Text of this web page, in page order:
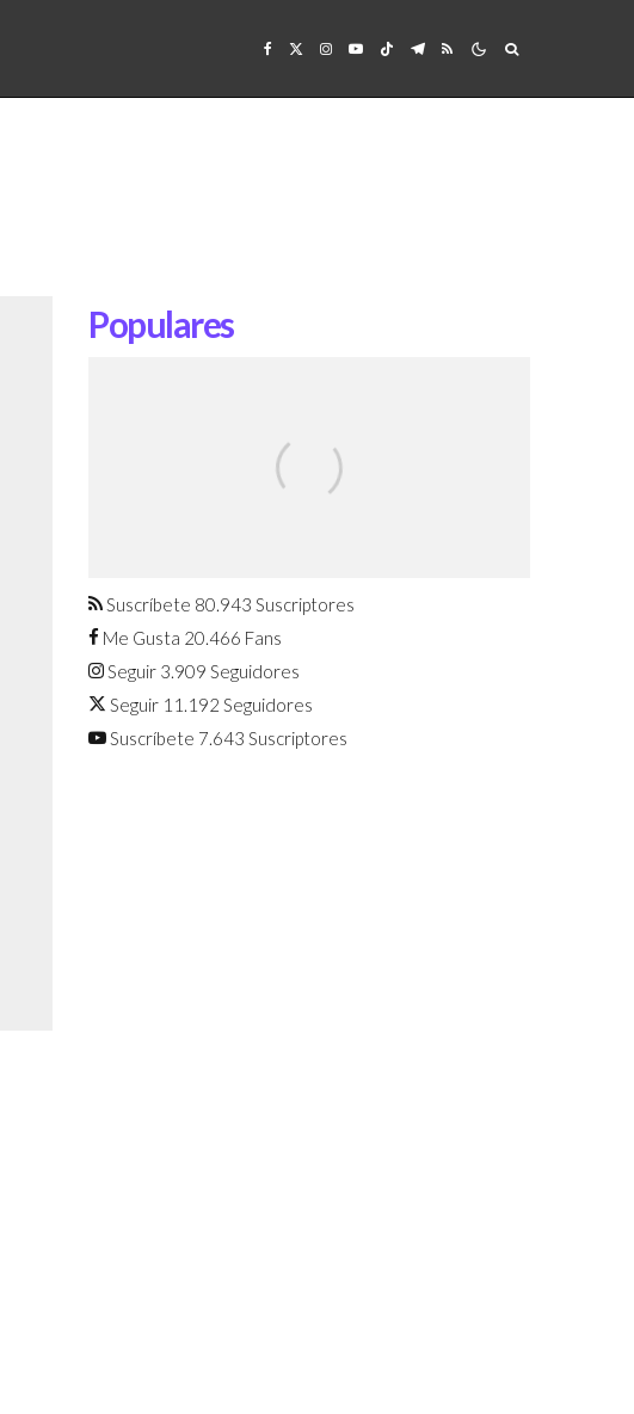
Populares
agosto
Suscríbete 80.943 Suscriptores
Me Gusta 20.466 Fans
Seguir 3.909 Seguidores
Seguir 11.192 Seguidores
Suscríbete 7.643 Suscriptores